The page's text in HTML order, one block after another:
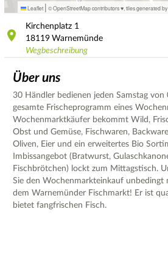
Leaflet | © OpenStreetMap contributors ♥, tiles generated
Kirchenplatz 1
18119 Warnemünde
Wegbeschreibung
Über uns
30 Händler bedienen jeden Samstag
gesamte Frischeprogramm eines
Wochenmarktkäufer bekommt Wild,
Obst und Gemüse, Fischwaren,
Oliven, Eier und ein erweitertes Bio
Imbissangebot (Bratwurst,
Fischbrötchen) lockt zum Mittagstisch.
Sie den Wochenmarkteinkauf unbedingt
dem Warnemünder Fischmarkt! Er ist
bietet fangfrischen Fisch.